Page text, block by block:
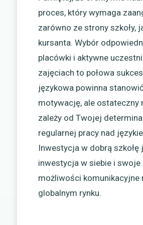
proces, który wymaga
zarówno ze strony szkoły,
kursanta. Wybór
placówki i aktywne
zajęciach to połowa
językowa powinna
motywację, ale ostateczny
zależy od Twojej
regularnej pracy nad
Inwestycja w dobrą szkołę
inwestycja w siebie i swoje
możliwości komunikacyjne
globalnym rynku.